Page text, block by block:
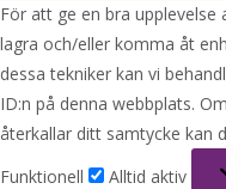
För att ge en bra
lagra och/eller komma åt
dessa tekniker kan vi
ID:n på denna webbplats.
återkallar ditt samtycke kan
Funktionell
Alltid aktiv